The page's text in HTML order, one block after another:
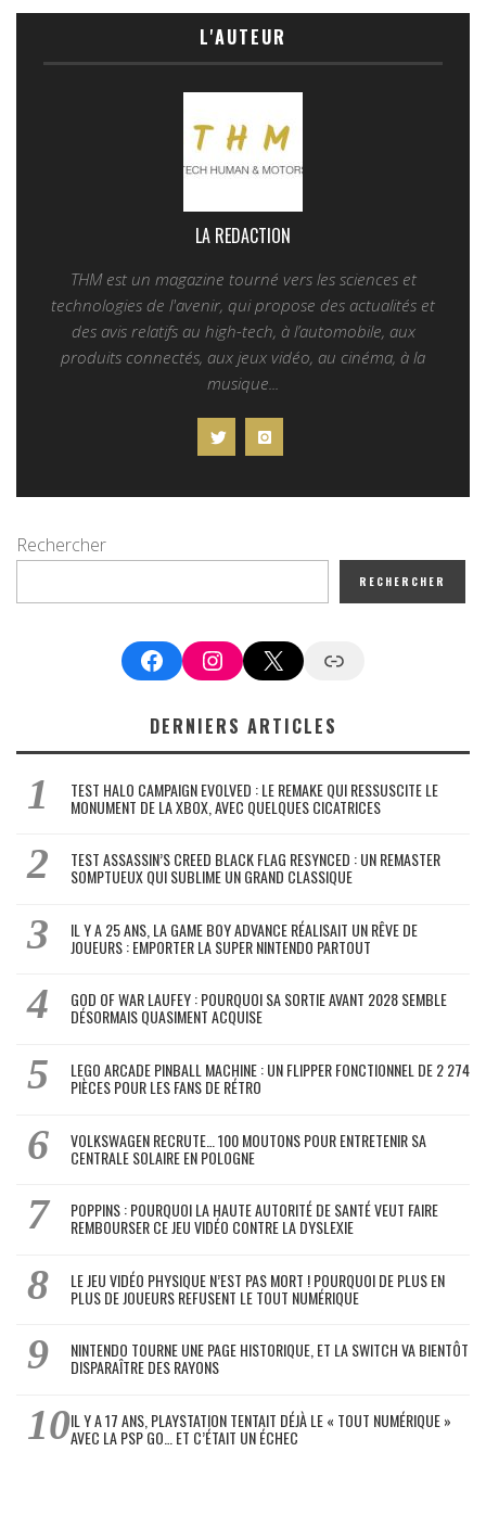
L'AUTEUR
LA REDACTION
THM est un magazine tourné vers les sciences et
technologies de l'avenir, qui propose des actualités et
des avis relatifs au high-tech, à l’automobile, aux
produits connectés, aux jeux vidéo, au cinéma, à la
musique...
Rechercher
RECHERCHER
FacebookInstagram
X Google News
DERNIERS ARTICLES
TEST HALO CAMPAIGN EVOLVED : LE REMAKE QUI RESSUSCITE LE
MONUMENT DE LA XBOX, AVEC QUELQUES CICATRICES
TEST ASSASSIN’S CREED BLACK FLAG RESYNCED : UN REMASTER
SOMPTUEUX QUI SUBLIME UN GRAND CLASSIQUE
IL Y A 25 ANS, LA GAME BOY ADVANCE RÉALISAIT UN RÊVE DE
JOUEURS : EMPORTER LA SUPER NINTENDO PARTOUT
GOD OF WAR LAUFEY : POURQUOI SA SORTIE AVANT 2028 SEMBLE
DÉSORMAIS QUASIMENT ACQUISE
LEGO ARCADE PINBALL MACHINE : UN FLIPPER FONCTIONNEL DE 2 274
PIÈCES POUR LES FANS DE RÉTRO
VOLKSWAGEN RECRUTE… 100 MOUTONS POUR ENTRETENIR SA
CENTRALE SOLAIRE EN POLOGNE
POPPINS : POURQUOI LA HAUTE AUTORITÉ DE SANTÉ VEUT FAIRE
REMBOURSER CE JEU VIDÉO CONTRE LA DYSLEXIE
LE JEU VIDÉO PHYSIQUE N’EST PAS MORT ! POURQUOI DE PLUS EN
PLUS DE JOUEURS REFUSENT LE TOUT NUMÉRIQUE
NINTENDO TOURNE UNE PAGE HISTORIQUE, ET LA SWITCH VA BIENTÔT
DISPARAÎTRE DES RAYONS
IL Y A 17 ANS, PLAYSTATION TENTAIT DÉJÀ LE « TOUT NUMÉRIQUE »
AVEC LA PSP GO… ET C’ÉTAIT UN ÉCHEC